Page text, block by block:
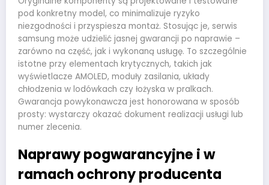
pod konkretny model, co minimalizuje ryzyko
niezgodności i przyspiesza montaż. Stosując je, serwis
samsung może udzielić jasnej gwarancji po naprawie –
zarówno na część, jak i wykonaną usługę. To szczególnie
istotne przy elementach krytycznych, takich jak
wyświetlacze AMOLED, moduły zasilania, układy
chłodzenia w lodówkach czy łożyska w pralkach.
Gwarancja powykonawcza jest honorowana w sposób
prosty: wystarczy okazać dokument realizacji usługi lub
numer zlecenia.
Naprawy pogwarancyjne i w
ramach ochrony producenta